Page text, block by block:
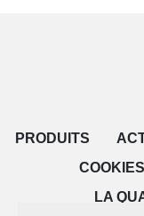
PRODUITS
COOKIES
LA